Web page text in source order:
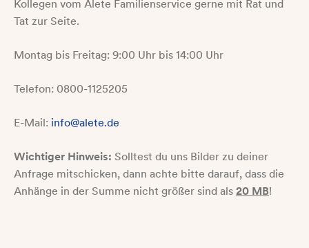
Kollegen vom Alete Familienservice gerne mit Rat und
Tat zur Seite.
Montag bis Freitag: 9:00 Uhr bis 14:00 Uhr
Telefon: 0800-1125205
E-Mail: info@alete.de
Wichtiger Hinweis: Solltest du uns Bilder zu deiner
Anfrage mitschicken, dann achte bitte darauf, dass die
Anhänge in der Summe nicht größer sind als 20 MB!